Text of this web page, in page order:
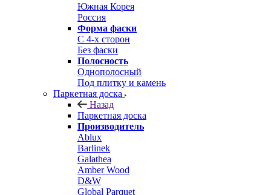
Южная Корея
Россия
Форма фаски
С 4-х сторон
Без фаски
Полосность
Однополосный
Под плитку и камень
Паркетная доска
Назад
Паркетная доска
Производитель
Ablux
Barlinek
Galathea
Amber Wood
D&W
Global Parquet